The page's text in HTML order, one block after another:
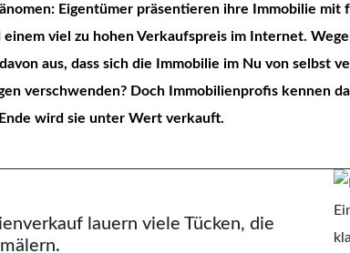
Eigentümer präsentieren ihre Immobilie
einem viel zu hohen Verkaufspreis im Internet.
aus, dass sich die Immobilie im Nu von selbst
verschwenden? Doch Immobilienprofis kennen
wird sie unter Wert verkauft.
lauern viele Tücken, die